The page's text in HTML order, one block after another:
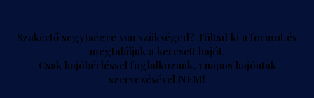
Szakértő segytségre van szükséged? Töltsd ki a formot és
megtaláljuk a keresett hajót.
Csak hajóbérléssel foglalkozunk, 1 napos hajóutak
szervezésével NEM!